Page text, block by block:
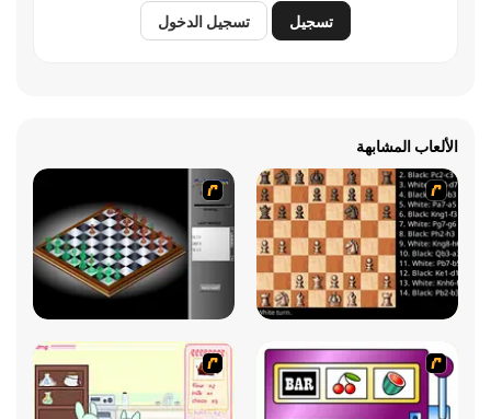
تسجيل تسجيل الدخول
الألعاب المشابهة